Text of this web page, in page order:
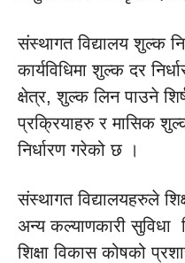
संस्थागत विद्यालय शुल्क
कार्यविधिमा शुल्क दर
क्षेत्र, शुल्क लिन पाउने
प्रक्रियाहरु र मासिक
निर्धारण गरेको छ ।
संस्थागत विद्यालयहरुले
अन्य कल्याणकारी सुविधा
शिक्षा विकास कोषको